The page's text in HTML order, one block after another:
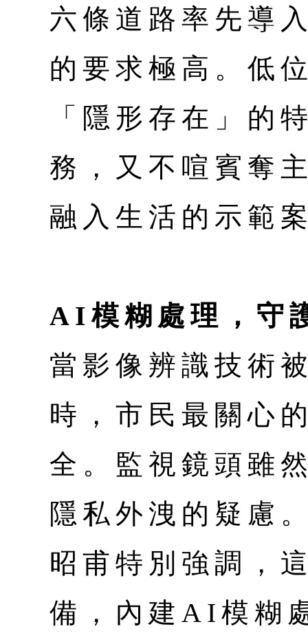
六條道路率先導
的要求極高。低
「隱形存在」的
務，又不喧賓奪
融入生活的示範
AI模糊處理，守
當影像辨識技術
時，市民最關心
全。監視鏡頭雖
隱私外洩的疑慮
昭甫特別強調，
備，內建AI模糊